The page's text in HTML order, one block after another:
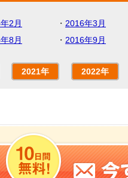
2月 ・ 2016年3月
8月 ・ 2016年9月
2021年 2022年